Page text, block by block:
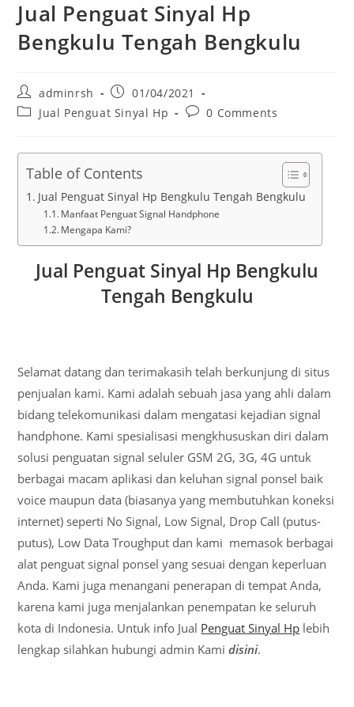
Jual Penguat Sinyal Hp
Bengkulu Tengah Bengkulu
Post
author:
adminrsh
Post
published:
01/04/2021
PostJual Penguat Sinyal Hp
Post0 Comments
Table of Contents
Jual Penguat Sinyal Hp Bengkulu Tengah Bengkulu
Manfaat Penguat Signal Handphone
Mengapa Kami?
Jual Penguat Sinyal Hp Bengkulu
Tengah Bengkulu
Selamat datang dan terimakasih telah berkunjung di situs
penjualan kami. Kami adalah sebuah jasa yang ahli dalam
bidang telekomunikasi dalam mengatasi kejadian signal
handphone. Kami spesialisasi mengkhususkan diri dalam
solusi penguatan signal seluler GSM 2G, 3G, 4G untuk
berbagai macam aplikasi dan keluhan signal ponsel baik
voice maupun data (biasanya yang membutuhkan koneksi
internet) seperti No Signal, Low Signal, Drop Call (putus-
putus), Low Data Troughput dan kami memasok berbagai
alat penguat signal ponsel yang sesuai dengan keperluan
Anda. Kami juga menangani penerapan di tempat Anda,
karena kami juga menjalankan penempatan ke seluruh
kota di Indonesia. Untuk info Jual Penguat Sinyal Hp lebih
lengkap silahkan hubungi admin Kamidisini.